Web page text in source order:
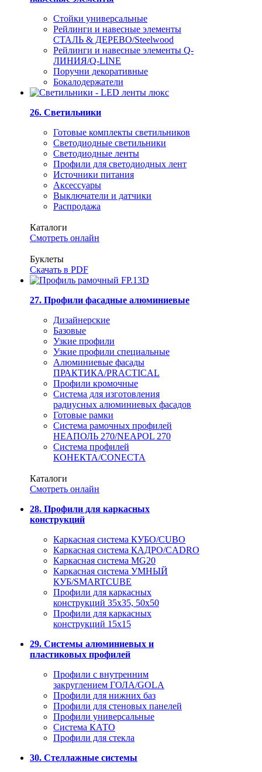
Стойки универсальные
Рейлинги и навесные элементы
СТАЛЬ & ДЕРЕВО/Steelwood
Рейлинги и навесные элементы Q-
ЛИНИЯ/Q-LINE
Поручни декоративные
Бокалодержатели
26. Светильники
Готовые комплекты светильников
Светодиодные светильники
Светодиодные ленты
Профили для светодиодных лент
Источники питания
Аксессуары
Выключатели и датчики
Распродажа
Каталоги
Смотреть онлайн
Буклеты
Скачать в PDF
27. Профили фасадные алюминиевые
Дизайнерские
Базовые
Узкие профили
Узкие профили специальные
Алюминиевые фасады
ПРАКТИКА/PRACTICAL
Профили кромочные
Система для изготовления
радиусных алюминиевых фасадов
Готовые рамки
Система рамочных профилей
НЕАПОЛЬ 270/NEAPOL 270
Система профилей
КОНЕКТА/CONECTA
Каталоги
Смотреть онлайн
28. Профили для каркасных
конструкций
Каркасная система КУБО/CUBO
Каркасная система КАДРО/CADRO
Каркасная система MG20
Каркасная система УМНЫЙ
КУБ/SMARTCUBE
Профили для каркасных
конструкций 35x35, 50x50
Профили для каркасных
конструкций 15х15
29. Системы алюминиевых и
пластиковых профилей
Профили с внутренним
закруглением ГОЛА/GOLA
Профили для нижних баз
Профили для стеновых панелей
Профили универсальные
Система КАТО
Профили для стекла
30. Стеллажные системы